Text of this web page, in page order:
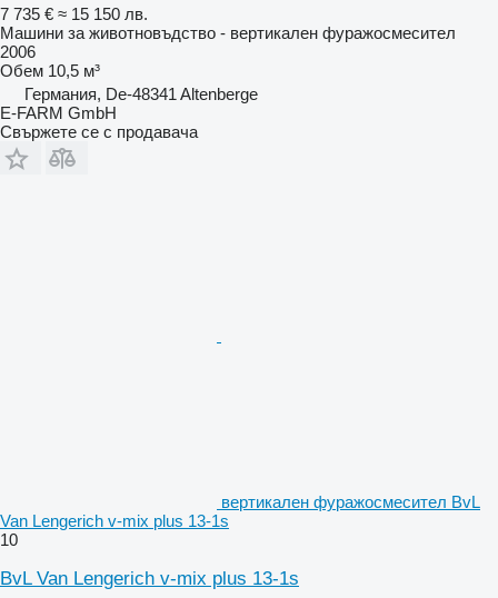
7 735 € ≈ 15 150 лв.
Машини за животновъдство - вертикален фуражосмесител
2006
Обем 10,5 м³
Германия, De-48341 Altenberge
E-FARM GmbH
Свържете се с продавача
вертикален фуражосмесител BvL
Van Lengerich v-mix plus 13-1s
10
BvL Van Lengerich v-mix plus 13-1s